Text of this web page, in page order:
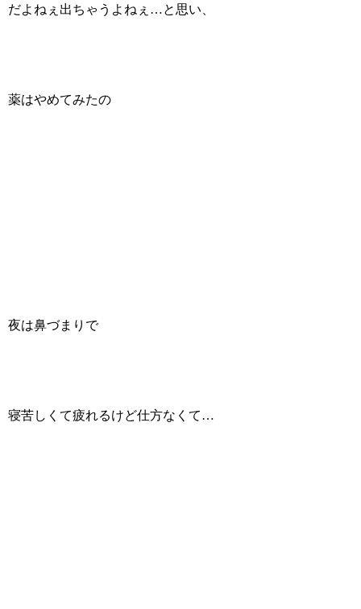
だよねぇ出ちゃうよねぇ…と思い、
薬はやめてみたの
夜は鼻づまりで
寝苦しくて疲れるけど仕方なくて…